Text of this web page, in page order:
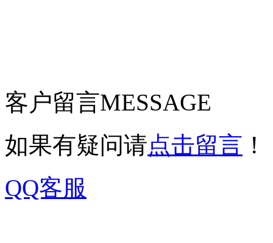
客户留言MESSAGE
如果有疑问请点击留言 ！
QQ客服